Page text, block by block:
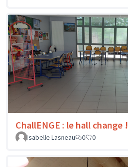
ChallENGE : le hall change !
Isabelle Lasneau
0 0